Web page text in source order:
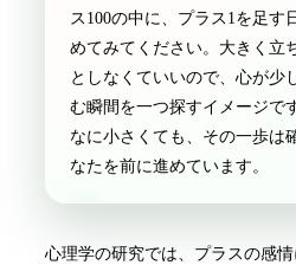
ス100の中に、プラス1を足す
めてみてください。大きく立
としなくていいので、心が少
む瞬間を一つ探すイメージで
なに小さくても、その一歩は
なたを前に進めています。
心理学の研究では、プラスの感情